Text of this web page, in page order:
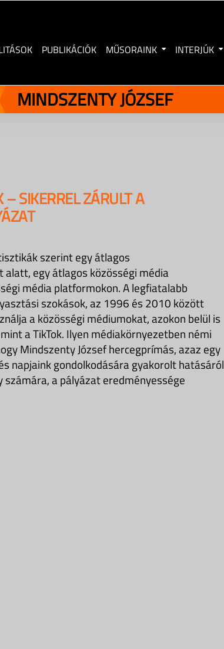
PUBLIKÁCIÓK MŰSORAINK INTERJÚK
MINDSZENTY JÓZSEF
SIKERREL ZÁRULT A
szerint egy átlagos
egy átlagos közösségi média
média platformokon. A legfiatalabb
szokások, az 1996 és 2010 között
a közösségi médiumokat, azokon belül is
a TikTok. Ilyen médiakörnyezetben némi
Mindszenty József hercegprímás, azaz egy
napjaink gondolkodására gyakorolt hatásáról
a pályázat eredményessége